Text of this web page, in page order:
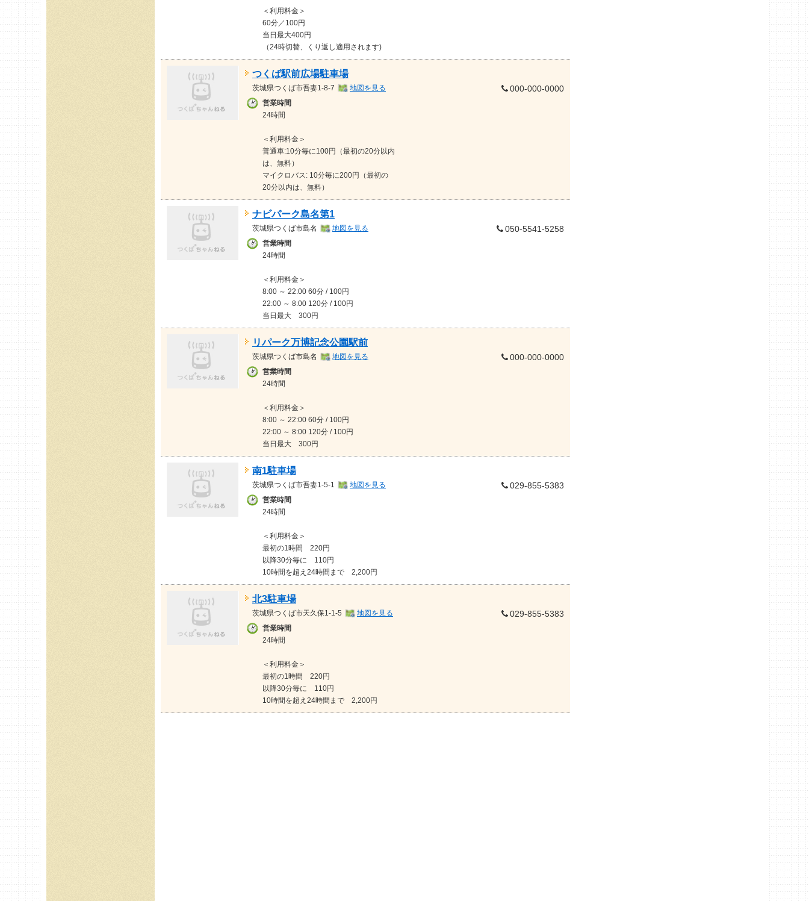
＜利用料金＞
60分／100円
当日最大400円
（24時切替、くり返し適用されます)
つくば駅前広場駐車場
茨城県つくば市吾妻1-8-7 地図を見る 000-000-0000
営業時間
24時間
＜利用料金＞
普通車:10分毎に100円（最初の20分以内
は、無料）
マイクロバス: 10分毎に200円（最初の
20分以内は、無料）
ナビパーク島名第1
茨城県つくば市島名 地図を見る 050-5541-5258
営業時間
24時間
＜利用料金＞
8:00 ～ 22:00 60分 / 100円
22:00 ～ 8:00 120分 / 100円
当日最大 300円
リパーク万博記念公園駅前
茨城県つくば市島名 地図を見る 000-000-0000
営業時間
24時間
＜利用料金＞
8:00 ～ 22:00 60分 / 100円
22:00 ～ 8:00 120分 / 100円
当日最大 300円
南1駐車場
茨城県つくば市吾妻1-5-1 地図を見る 029-855-5383
営業時間
24時間
＜利用料金＞
最初の1時間 220円
以降30分毎に 110円
10時間を超え24時間まで 2,200円
北3駐車場
茨城県つくば市天久保1-1-5 地図を見る 029-855-5383
営業時間
24時間
＜利用料金＞
最初の1時間 220円
以降30分毎に 110円
10時間を超え24時間まで 2,200円